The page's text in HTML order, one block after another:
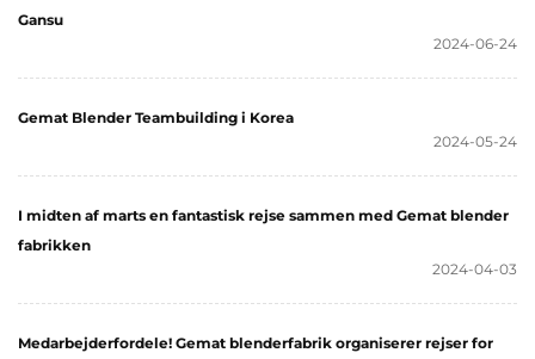
Gansu
2024-06-24
Gemat Blender Teambuilding i Korea
2024-05-24
I midten af marts en fantastisk rejse sammen med Gemat blender
fabrikken
2024-04-03
Medarbejderfordele! Gemat blenderfabrik organiserer rejser for